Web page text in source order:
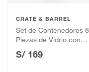
CRATE & BARREL
Set de Contenedores 8
Piezas de Vidrio con
Tapa de Madera
S/ 169